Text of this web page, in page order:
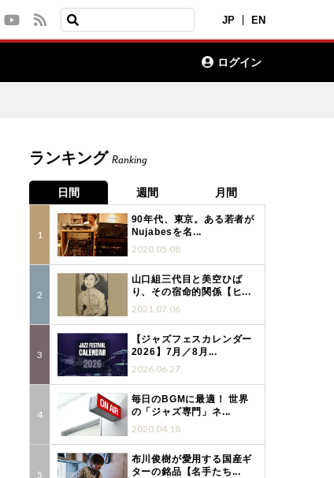
JP EN
ログイン
ランキング Ranking
日間 週間 月間
90年代、東京。ある若者が
Nujabesを名...
2020.05.08
山口組三代目と美空ひば
り、その宿命的関係【ヒ...
2021.07.06
【ジャズフェスカレンダー
2026】7月／8月...
2026.06.27
毎日のBGMに最適！ 世界
の「ジャズ専門」ネ...
2020.04.18
布川俊樹が愛用する国産ギ
ターの銘品【名手たち...